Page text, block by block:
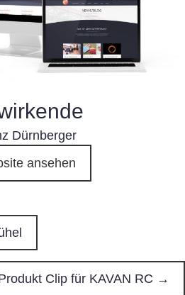
Dürnberger
ansehen
Clip für KAVAN RC →